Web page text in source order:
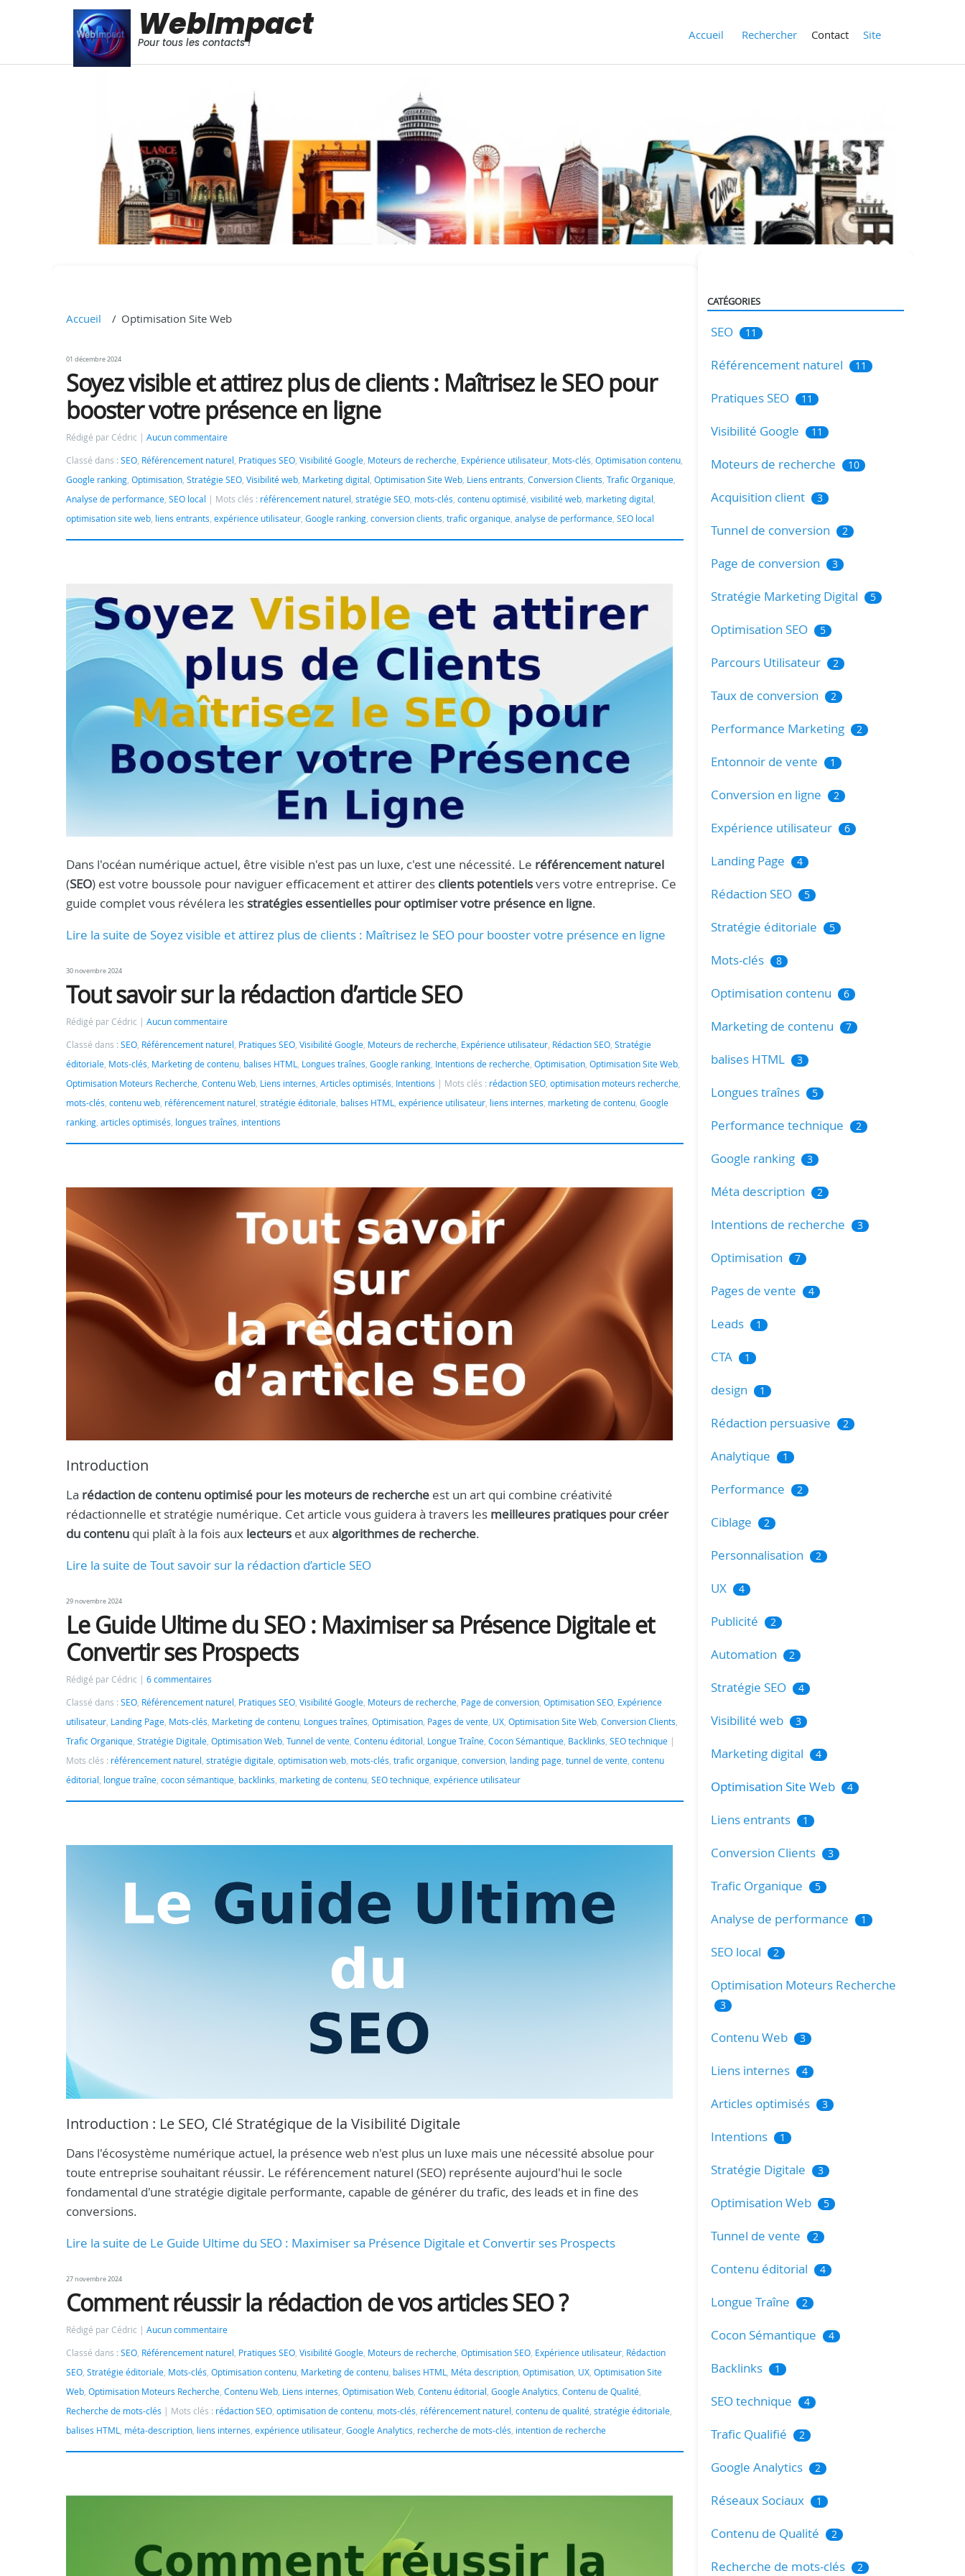
WebImpact
Pour tous les contacts !
Accueil Rechercher Contact Site
Accueil Optimisation Site Web
01 décembre 2024
Soyez visible et attirez plus de clients : Maîtrisez le SEO pour
booster votre présence en ligne
Rédigé par Cédric Aucun commentaire
Classé dans : SEO, Référencement naturel , Pratiques SEO, Visibilité Google, Moteurs de recherche, Expérience utilisateur, Mots-clés, Optimisation contenu,
Google ranking, Optimisation, Stratégie SEO, Visibilité web, Marketing digital , Optimisation Site Web, Liens entrants, Conversion Clients, Trafic Organique,
Analyse de performance, SEO local Mots clés : référencement naturel , stratégie SEO, mots-clés, contenu optimisé, visibilité web, marketing digital ,
optimisation site web, liens entrants, expérience utilisateur, Google ranking, conversion clients, trafic organique, analyse de performance, SEO local
Dans l'océan numérique actuel, être visible n'est pas un luxe, c'est une nécessité. Le référencement naturel
(SEO) est votre boussole pour naviguer efficacement et attirer des clients potentielsvers votre entreprise. Ce
guide complet vous révélera les stratégies essentielles pour optimiser votre présence en ligne.
Lire la suite de Soyez visible et attirez plus de clients : Maîtrisez le SEO pour booster votre présence en ligne
30 novembre 2024
Tout savoir sur la rédaction d’article SEO
Rédigé par Cédric Aucun commentaire
Classé dans : SEO, Référencement naturel , Pratiques SEO, Visibilité Google, Moteurs de recherche, Expérience utilisateur, Rédaction SEO, Stratégie
éditoriale, Mots-clés, Marketing de contenu, balises HTML, Longues traînes, Google ranking, Intentions de recherche, Optimisation, Optimisation Site Web,
Optimisation Moteurs Recherche, Contenu Web, Liens internes, Articles optimisés, Intentions Mots clés : rédaction SEO, optimisation moteurs recherche,
mots-clés, contenu web, référencement naturel , stratégie éditoriale, balises HTML, expérience utilisateur, liens internes, marketing de contenu, Google
ranking, articles optimisés, longues traînes, intentions
Introduction
La rédaction de contenu optimisé pour les moteurs de recherche est un art qui combine créativité
rédactionnelle et stratégie numérique. Cet article vous guidera à travers les meilleures pratiques pour créer
du contenu qui plaît à la fois aux lecteurs et auxalgorithmes de recherche.
Lire la suite de Tout savoir sur la rédaction d’article SEO
29 novembre 2024
Le Guide Ultime du SEO : Maximiser sa Présence Digitale et
Convertir ses Prospects
Rédigé par Cédric 6 commentaires
Classé dans : SEO, Référencement naturel , Pratiques SEO, Visibilité Google, Moteurs de recherche, Page de conversion, Optimisation SEO, Expérience
utilisateur, Landing Page, Mots-clés, Marketing de contenu, Longues traînes, Optimisation, Pages de vente, UX, Optimisation Site Web, Conversion Clients,
Trafic Organique, Stratégie Digitale, Optimisation Web, Tunnel de vente, Contenu éditorial , Longue Traîne, Cocon Sémantique, Backlinks, SEO technique
Mots clés : référencement naturel , stratégie digitale, optimisation web, mots-clés, trafic organique, conversion, landing page, tunnel de vente, contenu
éditorial , longue traîne, cocon sémantique, backlinks, marketing de contenu, SEO technique, expérience utilisateur
Introduction : Le SEO, Clé Stratégique de la Visibilité Digitale
Dans l'écosystème numérique actuel, la présence web n'est plus un luxe mais une nécessité absolue pour
toute entreprise souhaitant réussir. Le référencement naturel (SEO) représente aujourd'hui le socle
fondamental d'une stratégie digitale performante, capable de générer du trafic, des leads et in fine des
conversions.
Lire la suite de Le Guide Ultime du SEO : Maximiser sa Présence Digitale et Convertir ses Prospects
27 novembre 2024
Comment réussir la rédaction de vos articles SEO ?
Rédigé par Cédric Aucun commentaire
Classé dans : SEO Référencement naturel Pratiques SEO Visibilité Google Moteurs de recherche Optimisation SEO Expérience utilisateur Rédaction
SEO Stratégie éditoriale Mots-clés Optimisation contenu Marketing de contenu balises HTML Méta description Optimisation UX Optimisation Site
Web Optimisation Moteurs Recherche Contenu Web Liens internes Optimisation Web Contenu éditorial Google Analytics Contenu de Qualité
Recherche de mots-clés
Mots clés : rédaction SEO optimisation de contenu mots-clés référencement naturel contenu de qualité stratégie éditoriale
balises HTML
méta-description liens internes expérience utilisateur Google Analytics recherche de mots-clés intention de recherche
CATÉGORIES
SEO 11
Référencement naturel 11
Pratiques SEO 11
Visibilité Google 11
Moteurs de recherche 10
Acquisition client 3
Tunnel de conversion 2
Page de conversion 3
Stratégie Marketing Digital 5
Optimisation SEO 5
Parcours Utilisateur 2
Taux de conversion 2
Performance Marketing 2
Entonnoir de vente 1
Conversion en ligne 2
Expérience utilisateur 6
Landing Page 4
Rédaction SEO 5
Stratégie éditoriale 5
Mots-clés 8
Optimisation contenu 6
Marketing de contenu 7
balises HTML 3
Longues traînes 5
Performance technique 2
Google ranking 3
Méta description 2
Intentions de recherche 3
Optimisation 7
Pages de vente 4
Leads 1
CTA 1
design 1
Rédaction persuasive 2
Analytique 1
Performance 2
Ciblage 2
Personnalisation 2
UX 4
Publicité 2
Automation 2
Stratégie SEO 4
Visibilité web 3
Marketing digital 4
Optimisation Site Web 4
Liens entrants 1
Conversion Clients 3
Trafic Organique 5
Analyse de performance 1
SEO local 2
Optimisation Moteurs Recherche
3
Contenu Web 3
Liens internes 4
Articles optimisés 3
Intentions 1
Stratégie Digitale 3
Optimisation Web 5
Tunnel de vente 2
Contenu éditorial 4
Longue Traîne 2
Cocon Sémantique 4
Backlinks 1
SEO technique 4
Trafic Qualifié 2
Google Analytics 2
Réseaux Sociaux 1
Contenu de Qualité 2
Recherche de mots-clés 2